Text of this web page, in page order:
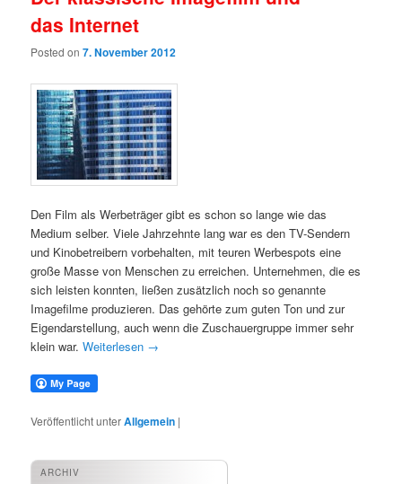
das Internet
Posted on7. November 2012
Den Film als Werbeträger gibt es schon so lange wie das
Medium selber. Viele Jahrzehnte lang war es den TV-Sendern
und Kinobetreibern vorbehalten, mit teuren Werbespots eine
große Masse von Menschen zu erreichen. Unternehmen, die es
sich leisten konnten, ließen zusätzlich noch so genannte
Imagefilme produzieren. Das gehörte zum guten Ton und zur
Eigendarstellung, auch wenn die Zuschauergruppe immer sehr
klein war.Weiterlesen →
Veröffentlicht unterAllgemein |
ARCHIV